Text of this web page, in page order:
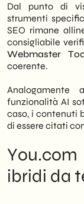
Dal punto di
strumenti
SEO rimane
consigliabile
Webmaster
coerente.
Analogamente
funzionalità AI
caso, i contenuti
di essere citati
ibridi da